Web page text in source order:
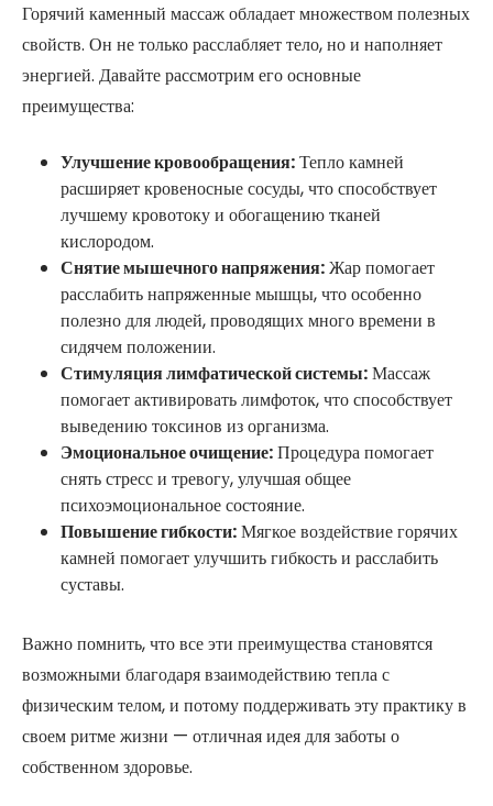
Горячий каменный массаж обладает множеством полезных
свойств. Он не только расслабляет тело, но и наполняет
энергией. Давайте рассмотрим его основные
преимущества:
Улучшение кровообращения:Тепло камней
расширяет кровеносные сосуды, что способствует
лучшему кровотоку и обогащению тканей
кислородом.
Снятие мышечного напряжения:Жар помогает
расслабить напряженные мышцы, что особенно
полезно для людей, проводящих много времени в
сидячем положении.
Стимуляция лимфатической системы:Массаж
помогает активировать лимфоток, что способствует
выведению токсинов из организма.
Эмоциональное очищение:Процедура помогает
снять стресс и тревогу, улучшая общее
психоэмоциональное состояние.
Повышение гибкости:Мягкое воздействие горячих
камней помогает улучшить гибкость и расслабить
суставы.
Важно помнить, что все эти преимущества становятся
возможными благодаря взаимодействию тепла с
физическим телом, и потому поддерживать эту практику в
своем ритме жизни — отличная идея для заботы о
собственном здоровье.